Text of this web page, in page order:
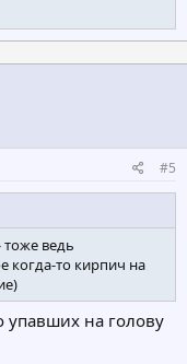
#5
тоже ведь
когда-то кирпич на
упавших на голову